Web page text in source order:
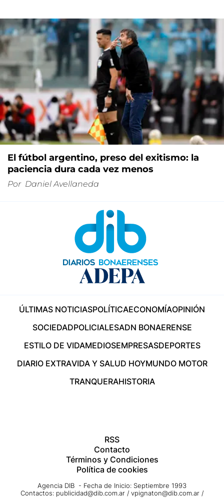
El fútbol argentino, preso del exitismo: la
paciencia dura cada vez menos
Por Daniel Avellaneda
ÚLTIMAS NOTICIASPOLÍTICAECONOMÍAOPINIÓN
SOCIEDADPOLICIALESADN BONAERENSE
ESTILO DE VIDAMEDIOSEMPRESASDEPORTES
DIARIO EXTRAVIDA Y SALUD HOYMUNDO MOTOR
TRANQUERAHISTORIA
RSS
Contacto
Términos y Condiciones
Política de cookies
Agencia DIB - Fecha de Inicio: Septiembre 1993
Contactos: publicidad@dib.com.ar / vpignaton@dib.com.ar /